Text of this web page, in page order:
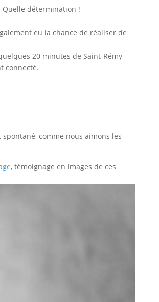
Quelle détermination !
eu la chance de réaliser de
20 minutes de Saint-Rémy-
connecté.
comme nous aimons les
, témoignage en images de ces